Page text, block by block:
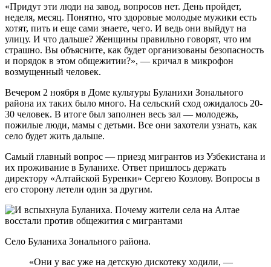
«Придут эти люди на завод, вопросов нет. День пройдет,
неделя, месяц. Понятно, что здоровые молодые мужики есть
хотят, пить и еще сами знаете, чего. И ведь они выйдут на
улицу. И что дальше? Женщины правильно говорят, что им
страшно. Вы объясните, как будет организованы безопасность
и порядок в этом общежитии?», — кричал в микрофон
возмущенный человек.
Вечером 2 ноября в Доме культуры Буланихи Зонального
района их таких было много. На сельский сход ожидалось 20-
30 человек. В итоге был заполнен весь зал — молодежь,
пожилые люди, мамы с детьми. Все они захотели узнать, как
село будет жить дальше.
Самый главный вопрос — приезд мигрантов из Узбекистана и
их проживание в Буланихе. Ответ пришлось держать
директору «Алтайской Буренки» Сергею Козлову. Вопросы в
его сторону летели один за другим.
Село Буланиха Зонального района.
«Они у вас уже на детскую дискотеку ходили, —